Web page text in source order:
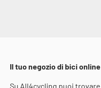
Il tuo negozio di bici online
Su All4cycling puoi trovare